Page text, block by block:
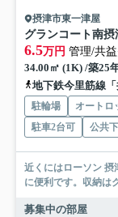
摂津市東一津屋
グランコート南摂
6.5万円 管理/共益
34.00㎡ (1K) /築25
地下鉄今里筋線
駐輪場 オートロ
駐車2台可
公共
近くにはローソン 摂
に便利です。収納は
募集中の部屋